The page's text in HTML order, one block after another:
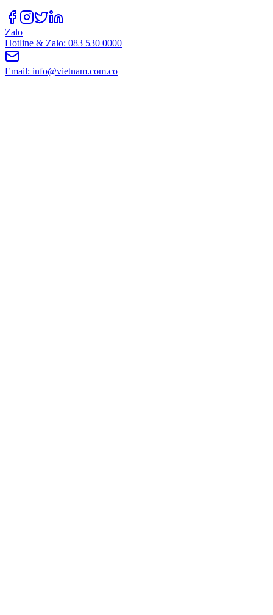
Zalo
Hotline & Zalo: 083 530 0000
Email: info@vietnam.com.co